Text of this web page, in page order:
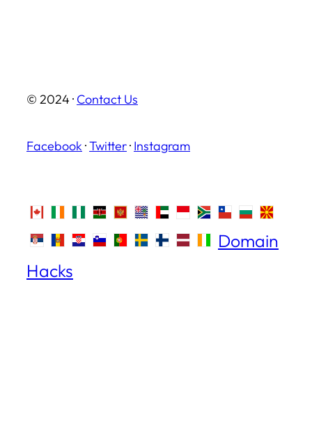
© 2024 · Contact Us
Facebook ·Twitter· Instagram
Domain
Hacks